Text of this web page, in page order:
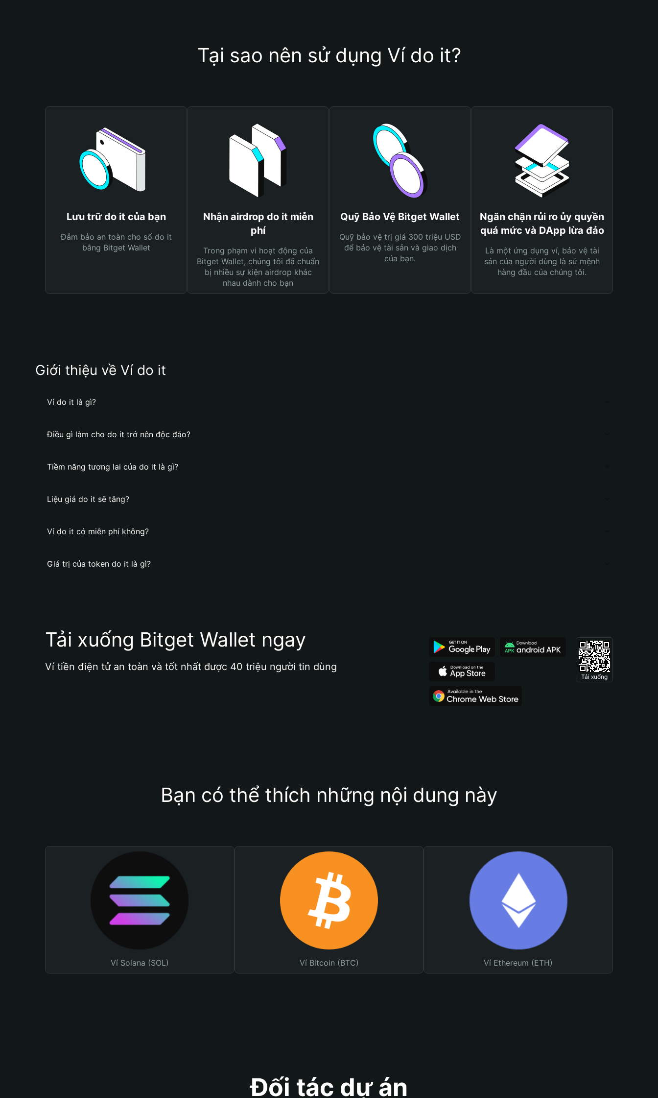
Tại sao nên sử dụng Ví do it?
Lưu trữ do it của bạn
Đảm bảo an toàn cho số do it
bằng Bitget Wallet
Nhận airdrop do it miễn
phí
Trong phạm vi hoạt động của
Bitget Wallet, chúng tôi đã chuẩn
bị nhiều sự kiện airdrop khác
nhau dành cho bạn
Quỹ Bảo Vệ Bitget Wallet
Quỹ bảo vệ trị giá 300 triệu USD
để bảo vệ tài sản và giao dịch
của bạn.
Ngăn chặn rủi ro ủy quyền
quá mức và DApp lừa đảo
Là một ứng dụng ví, bảo vệ tài
sản của người dùng là sứ mệnh
hàng đầu của chúng tôi.
Giới thiệu về Ví do it
Ví do it là gì?
Điều gì làm cho do it trở nên độc đáo?
Tiềm năng tương lai của do it là gì?
Liệu giá do it sẽ tăng?
Ví do it có miễn phí không?
Giá trị của token do it là gì?
Tải xuống Bitget Wallet ngay
Ví tiền điện tử an toàn và tốt nhất được 40 triệu người tin dùng
Tải xuống
Bạn có thể thích những nội dung này
Ví Solana (SOL) Ví Bitcoin (BTC) Ví Ethereum (ETH)
Đối tác dự án